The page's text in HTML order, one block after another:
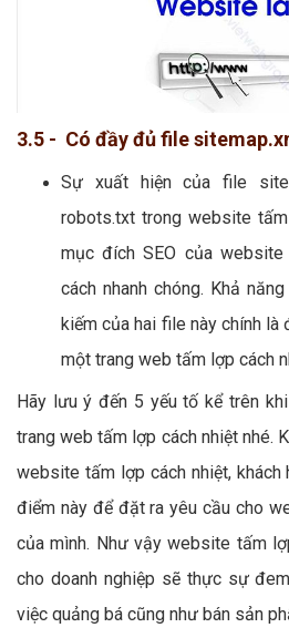
3.5 - Có đầy đủ file
Sự xuất hiện của file
robots.txt trong website
mục đích SEO của
cách nhanh chóng. Khả
kiếm của hai file này chính
một trang web tấm lợp cách
Hãy lưu ý đến 5 yếu tố kể trên
trang web tấm lợp cách nhiệt nhé.
website tấm lợp cách nhiệt, khách
điểm này để đặt ra yêu cầu cho
của mình. Như vậy website tấm
cho doanh nghiệp sẽ thực sự
việc quảng bá cũng như bán sản